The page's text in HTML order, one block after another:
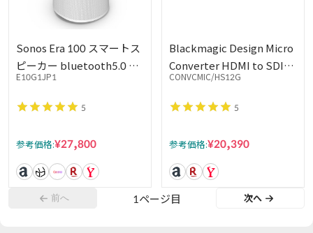
Sonos Era 100 スマートス
ピーカー bluetooth5.0 ポ
ータブルスピーカー ワイヤ
レス アプリ対応 内蔵マイ
プ/ツイーター/ウーファー
ホワイト
E10G1JP1
5
参考価格:¥27,800
Blackmagic Design Micro
Converter HDMI to SDI
12G
CONVCMIC/HS12G
5
参考価格:¥20,390
前へ 1 ページ目 次へ